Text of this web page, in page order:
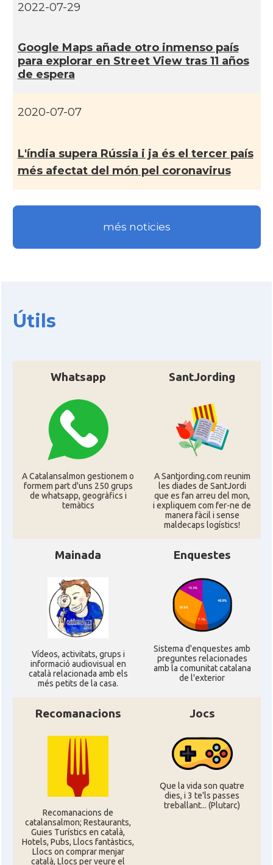
2022-07-29
Google Maps añade otro inmenso paí­s
para explorar en Street View tras 11 años
de espera
2020-07-07
L'índia supera Rússia i ja és el tercer paí­s
més afectat del món pel coronavirus
més noticies
Útils
Whatsapp
A Catalansalmon gestionem o
formem part d'uns 250 grups
de whatsapp, geogràfics i
temàtics
SantJording
A Santjording.com reunim
les diades de SantJordi
que es fan arreu del mon,
i expliquem com fer-ne de
manera fàcil i sense
maldecaps logí­stics!
Mainada
Ví­deos, activitats, grups i
informació audiovisual en
català relacionada amb els
més petits de la casa.
Enquestes
Sistema d'enquestes amb
preguntes relacionades
amb la comunitat catalana
de l'exterior
Recomanacions
Recomanacions de
catalansalmon; Restaurants,
Guies Turístics en català,
Hotels, Pubs, Llocs fantàstics,
Llocs on comprar menjar
català, Llocs per veure el
Jocs
Que la vida son quatre
dies, i 3 te'ls passes
treballant... (Plutarc)